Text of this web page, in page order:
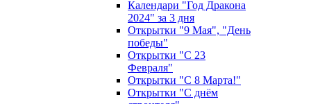
Календари "Год Дракона
2024" за 3 дня
Открытки "9 Мая", "День
победы"
Открытки "С 23
Февраля"
Открытки "С 8 Марта!"
Открытки "С днём